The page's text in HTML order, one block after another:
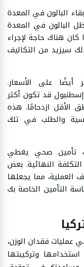
البالون في المعدة
البالون في المعدة
إلى 12 شهرًا. إذا كان هناك حاجة لإجراء
سيزيد من التكاليف
أيضًا على الأسعار.
قد تكون أكثر
الأقل ازدحامًا. هذه
والطلب في تلك
تأمين صحي يغطي
النهائية. بعض
العملية، مما يجعلها
التأمين الخاصة بك
عمليات فقدان الوزن،
وتركيبتها